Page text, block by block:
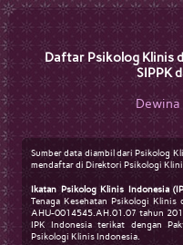
Daftar Psikolog Klinis
SIPPK
Sumber data diambil dari Psikolog
mendaftar di Direktori Psikologi
Ikatan Psikolog Klinis Indonesia
Tenaga Kesehatan Psikologi
AHU-0014545.AH.01.07 tahun
IPK Indonesia terikat dengan
Psikologi Klinis Indonesia.